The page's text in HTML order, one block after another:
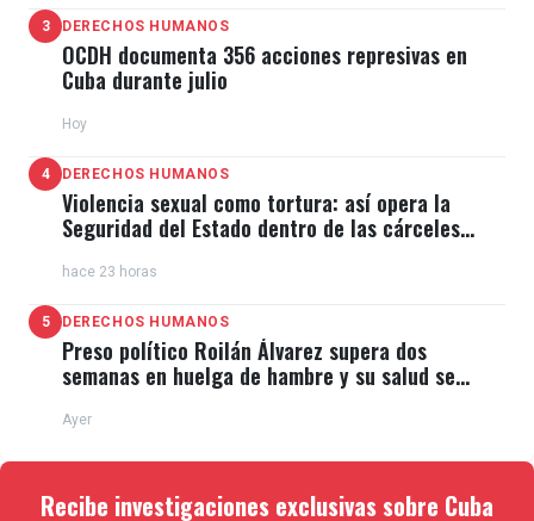
3 DERECHOS HUMANOS
OCDH documenta 356 acciones represivas en
Cuba durante julio
Hoy
4 DERECHOS HUMANOS
Violencia sexual como tortura: así opera la
Seguridad del Estado dentro de las cárceles
hace 23 horas
5 DERECHOS HUMANOS
Preso político Roilán Álvarez supera dos
semanas en huelga de hambre y su salud se
Ayer
Recibe investigaciones exclusivas sobre Cuba